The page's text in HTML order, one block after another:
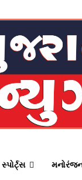
સ્પોર્ટ્સ